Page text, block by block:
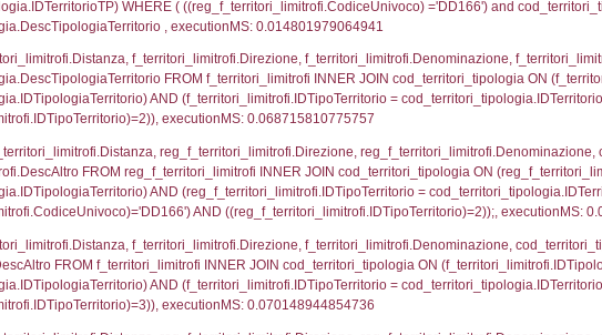
(((a2p.IDNotifica)=2371) AND ((a2rp.IDTipoPersonale)=1)),
sql: SELECT a2p.Cognome, a2p.Nome FROM
(((a2p.IDNotifica)=2371) AND ((a2rp.IDTipoPersonale)=3)),
sql: SELECT cod_ipa_aoo.des_amm, d1_controlli.IDEnte,
d1_controlli.Comune, d1_controlli.Via, d1_controlli.Cap,
d1_controlli.UntAmmTerr where IDNotifica=2371, executionMS:
sql: SELECT * FROM d2_autorizzazioni WHERE
sql: SELECT * FROM reg_d2_autorizzazioni WHERE